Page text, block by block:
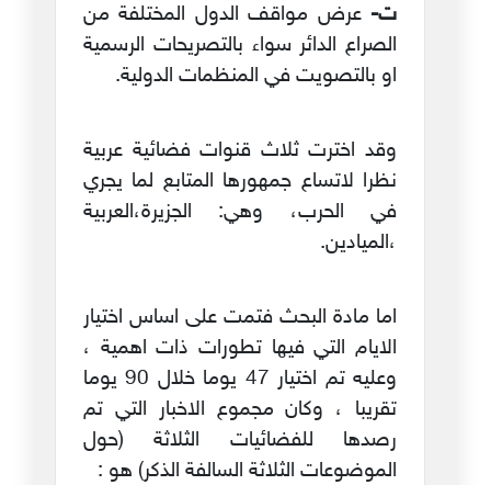
ت‌- عرض مواقف الدول المختلفة من
الصراع الدائر سواء بالتصريحات الرسمية
او بالتصويت في المنظمات الدولية.
وقد اخترت ثلاث قنوات فضائية عربية
نظرا لاتساع جمهورها المتابع لما يجري
في الحرب، وهي: الجزيرة،العربية
،الميادين.
اما مادة البحث فتمت على اساس اختيار
الايام التي فيها تطورات ذات اهمية ،
وعليه تم اختيار 47 يوما خلال 90 يوما
تقريبا ، وكان مجموع الاخبار التي تم
رصدها للفضائيات الثلاثة (حول
الموضوعات الثلاثة السالفة الذكر) هو :